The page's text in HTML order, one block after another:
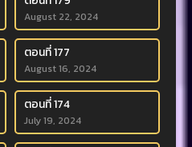
August 22, 2024
ตอนที่ 177
August 16, 2024
ตอนที่ 174
July 19, 2024